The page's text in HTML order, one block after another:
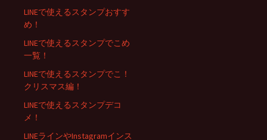
LINEで使えるスタンプおすす
め！
LINEで使えるスタンプでこめ
一覧！
LINEで使えるスタンプでこ！
クリスマス編！
LINEで使えるスタンプデコ
メ！
LINEラインやInstagramインス